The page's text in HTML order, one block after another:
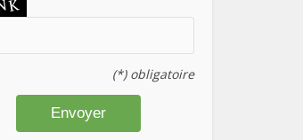
(*) obligatoire